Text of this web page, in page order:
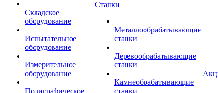
Складское
оборудование
Испытательное
оборудование
Измерительное
оборудование
Полиграфическое
Станки
Металлообрабатывающие
станки
Деревообрабатывающие
станки
Камнеобрабатывающие
станки